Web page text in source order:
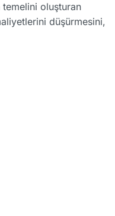
temelini oluşturan
düşürmesini,